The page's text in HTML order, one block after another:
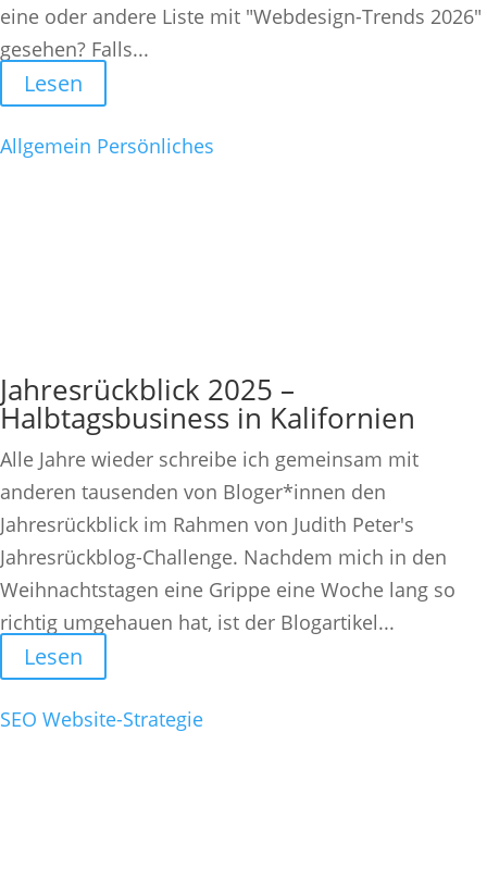
eine oder andere Liste mit "Webdesign-Trends 2026"
gesehen? Falls...
Lesen
Allgemein Persönliches
Jahresrückblick 2025 –
Halbtagsbusiness in Kalifornien
Alle Jahre wieder schreibe ich gemeinsam mit
anderen tausenden von Bloger*innen den
Jahresrückblick im Rahmen von Judith Peter's
Jahresrückblog-Challenge. Nachdem mich in den
Weihnachtstagen eine Grippe eine Woche lang so
richtig umgehauen hat, ist der Blogartikel...
Lesen
SEO Website-Strategie